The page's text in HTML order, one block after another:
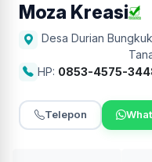
Moza Kreasi
Desa Durian
HP: 0853-4575-
Telepon